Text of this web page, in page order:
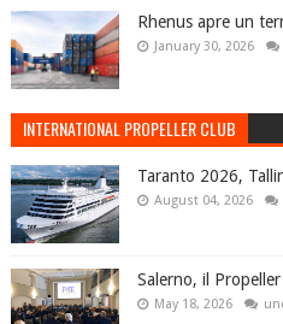
Rhenus apre un
January 30, 2026
INTERNATIONAL PROPELLER CLUB
Taranto 2026,
August 04, 2026
Salerno, il
May 18, 2026